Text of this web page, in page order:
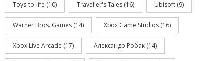
Toys-to-life (10) Traveller's Tales (16) Ubisoft (9)
Warner Bros. Games (14) Xbox Game Studios (16)
Xbox Live Arcade (17) Александр Робак (14)